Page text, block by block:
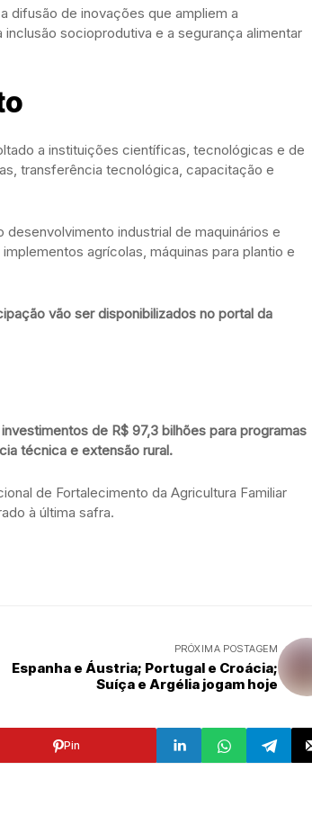
difusão de inovações que ampliem a
socioprodutiva e a segurança alimentar
a instituições científicas, tecnológicas e de
transferência tecnológica, capacitação e
industrial de maquinários e
agrícolas, máquinas para plantio e
vão ser disponibilizados no portal da
de R$ 97,3 bilhões para programas
técnica e extensão rural.
de Fortalecimento da Agricultura Familiar
à última safra.
PRÓXIMA POSTAGEM
Espanha e Áustria; Portugal e Croácia;
Suíça e Argélia jogam hoje
Pin